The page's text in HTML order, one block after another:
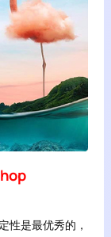
性是最优秀的，